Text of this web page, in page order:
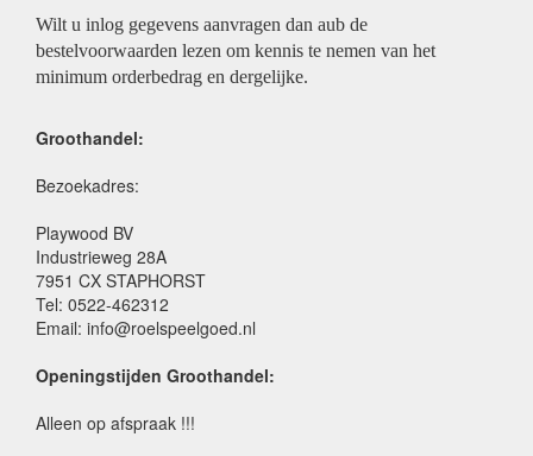
Wilt u inlog gegevens aanvragen dan aub de
bestelvoorwaarden lezen om kennis te nemen van het
minimum orderbedrag en dergelijke.
Groothandel:
Bezoekadres:
Playwood BV
Industrieweg 28A
7951 CX STAPHORST
Tel: 0522-462312
Email: info@roelspeelgoed.nl
Openingstijden Groothandel:
Alleen op afspraak !!!